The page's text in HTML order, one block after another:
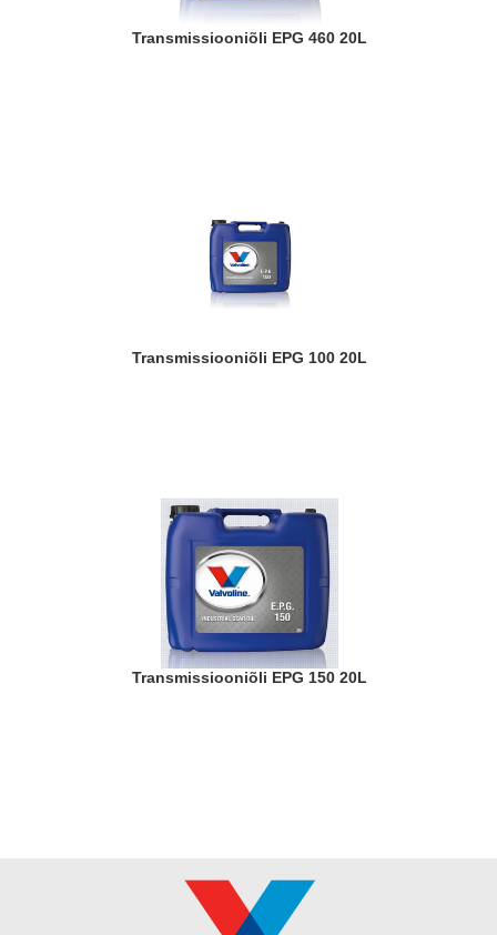
Transmissiooniõli EPG 460 20L
Transmissiooniõli EPG 100 20L
Transmissiooniõli EPG 150 20L